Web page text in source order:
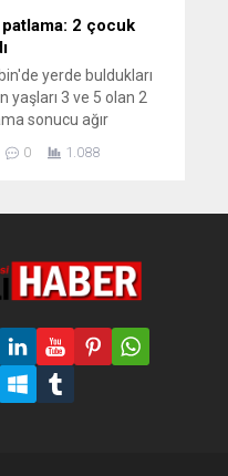
patlama: 2 çocuk
yerde buldukları
yaşları 3 ve 5 olan 2
sonucu ağır
ilçesi Abdulkadir
ardından
sevk...
0 1.088